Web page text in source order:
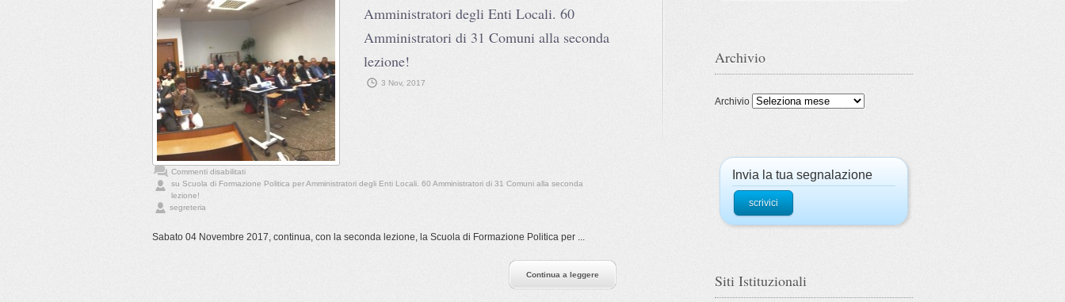
Amministratori degli Enti Locali. 60
Amministratori di 31 Comuni alla seconda
lezione!
3 Nov, 2017
Commenti disabilitati
su Scuola di Formazione Politica per Amministratori degli Enti Locali. 60 Amministratori di 31 Comuni alla seconda
lezione!
segreteria
Sabato 04 Novembre 2017, continua, con la seconda lezione, la Scuola di Formazione Politica per ...
Continua a leggere
Archivio
Archivio
Invia la tua segnalazione
scrivici
Siti Istituzionali